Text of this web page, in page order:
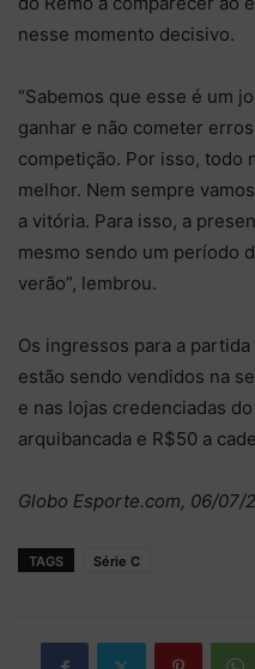
nesse momento decisivo.
“Sabemos que esse é um
ganhar e não cometer
competição. Por isso, todo
melhor. Nem sempre
a vitória. Para isso, a
mesmo sendo um período
verão”, lembrou.
Os ingressos para a
estão sendo vendidos na
e nas lojas credenciadas
arquibancada e R$50 a
Globo Esporte.com, 06/07/
TAGS Série C